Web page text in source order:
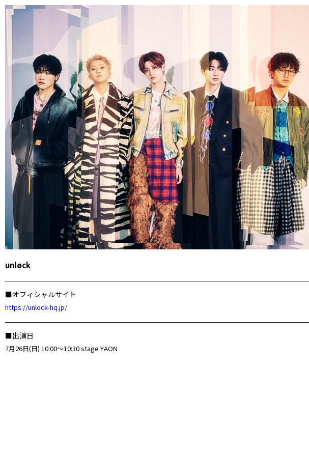
unløck
■オフィシャルサイト
https://unlock-hq.jp/
■出演日
7月26日(日) 10:00～10:30 stage YAON